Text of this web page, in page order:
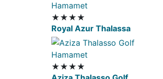
Hamamet
★★★★
Royal Azur Thalassa
Hamamet
★★★★